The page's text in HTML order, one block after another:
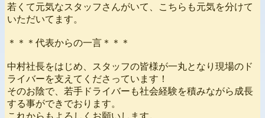
若くて元気なスタッフさんがいて、こちらも元気を分けて
いただいてます。
＊＊＊代表からの一言＊＊＊
中村社長をはじめ、スタッフの皆様が一丸となり現場のド
ライバーを支えてくださっています！
そのお陰で、若手ドライバーも社会経験を積みながら成長
する事ができでおります。
これからもよろしくお願いします。